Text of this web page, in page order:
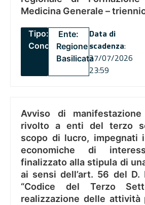
Medicina Generale –
Tipo:
Concorsi
Ente:
Regione
Basilicata
Data di
scadenza:
27/07/2026
23:59
Avviso di
rivolto a enti del terzo
scopo di lucro, impegnati
economiche di
finalizzato alla stipula di
ai sensi dell’art. 56 del D.
“Codice del Terzo
realizzazione delle attività